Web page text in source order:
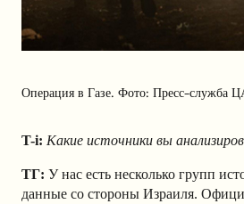
Операция в Газе. Фото: Пресс-служба
T-i: Какие источники вы
ТГ: У нас есть несколько групп
данные со стороны Израиля.